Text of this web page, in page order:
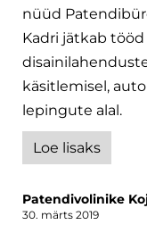
nüüd
Kadri jätkab
käsitlemisel,
lepingute alal.
Loe lisaks
Patendivolinike
30. märts 2019